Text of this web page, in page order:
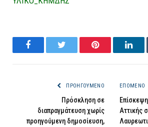
FacebookTwitter Pinterest
ΠΡΟΗΓΟΎΜΕΝΟ
Πρόσκληση σε
διαπραγμάτευση χωρίς
προηγούμενη δημοσίευση,
ΕΠΌΜΕΝΟ
Αττικής